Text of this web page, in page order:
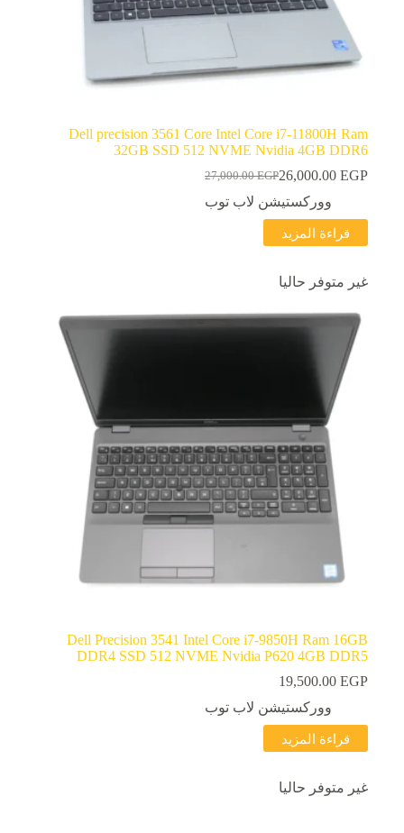
Dell precision 3561 Core Intel Core i7-11800H Ram
32GB SSD 512 NVME Nvidia 4GB DDR6
27,000.00EGP
السعر
الأصلي
هو:
27,000.00 EGP.
26,000.00 EGP
السعر
الحالي
هو:
26,000.00 EGP.
ووركستيشن لاب توب
قراءة المزيد
غير متوفر حاليا
Dell Precision 3541 Intel Core i7-9850H Ram 16GB
DDR4 SSD 512 NVME Nvidia P620 4GB DDR5
19,500.00 EGP
ووركستيشن لاب توب
قراءة المزيد
غير متوفر حاليا